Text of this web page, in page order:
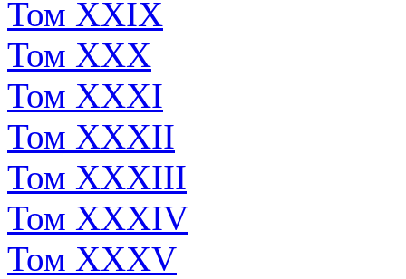
Том XXIX
Том XXX
Том XXXI
Том XXXII
Том XXXIII
Том XXXIV
Том XXXV